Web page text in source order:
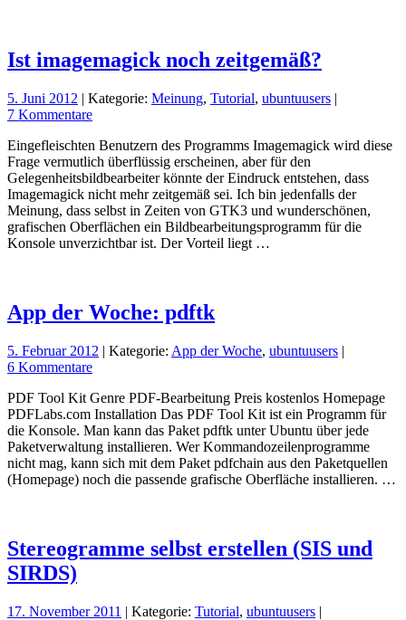
Ist imagemagick noch zeitgemäß?
5. Juni 2012 | Kategorie: Meinung, Tutorial, ubuntuusers |
7 Kommentare
Eingefleischten Benutzern des Programms Imagemagick wird diese
Frage vermutlich überflüssig erscheinen, aber für den
Gelegenheitsbildbearbeiter könnte der Eindruck entstehen, dass
Imagemagick nicht mehr zeitgemäß sei. Ich bin jedenfalls der
Meinung, dass selbst in Zeiten von GTK3 und wunderschönen,
grafischen Oberflächen ein Bildbearbeitungsprogramm für die
Konsole unverzichtbar ist. Der Vorteil liegt …
App der Woche: pdftk
5. Februar 2012 | Kategorie: App der Woche, ubuntuusers |
6 Kommentare
PDF Tool Kit Genre PDF-Bearbeitung Preis kostenlos Homepage
PDFLabs.com Installation Das PDF Tool Kit ist ein Programm für
die Konsole. Man kann das Paket pdftk unter Ubuntu über jede
Paketverwaltung installieren. Wer Kommandozeilenprogramme
nicht mag, kann sich mit dem Paket pdfchain aus den Paketquellen
(Homepage) noch die passende grafische Oberfläche installieren. …
Stereogramme selbst erstellen (SIS und
SIRDS)
17. November 2011 | Kategorie: Tutorial, ubuntuusers |